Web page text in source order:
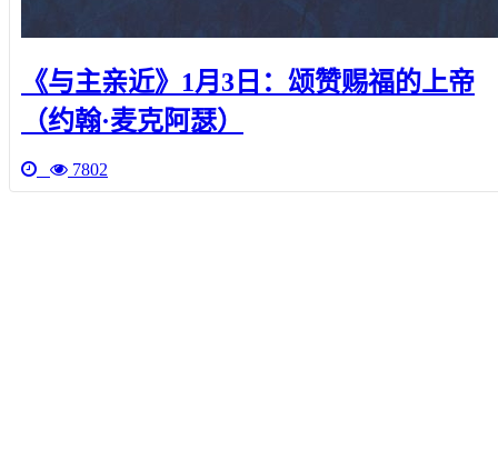
《与主亲近》1月3日：颂赞赐福的上帝
（约翰·麦克阿瑟）
7802